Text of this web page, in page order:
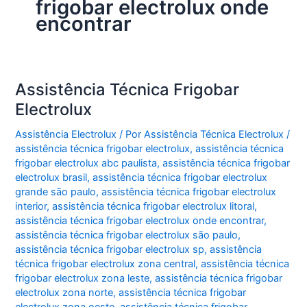
frigobar electrolux onde
encontrar
Assistência Técnica Frigobar
Electrolux
Assistência Electrolux / PorAssistência Técnica Electrolux/
assistência técnica frigobar electrolux,assistência técnica
frigobar electrolux abc paulista,assistência técnica frigobar
electrolux brasil,assistência técnica frigobar electrolux
grande são paulo,assistência técnica frigobar electrolux
interior,assistência técnica frigobar electrolux litoral,
assistência técnica frigobar electrolux onde encontrar,
assistência técnica frigobar electrolux são paulo,
assistência técnica frigobar electrolux sp,assistência
técnica frigobar electrolux zona central,assistência técnica
frigobar electrolux zona leste,assistência técnica frigobar
electrolux zona norte,assistência técnica frigobar